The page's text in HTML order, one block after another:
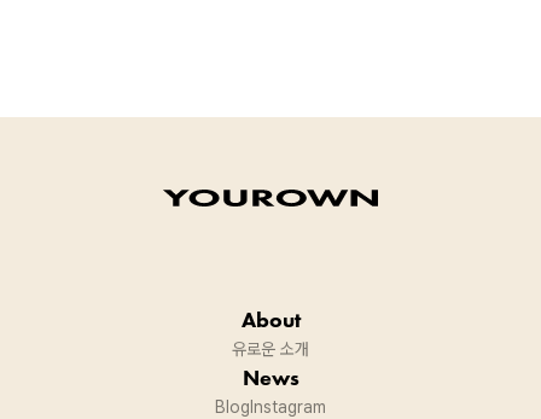
About
유로운 소개
News
Blog Instagram